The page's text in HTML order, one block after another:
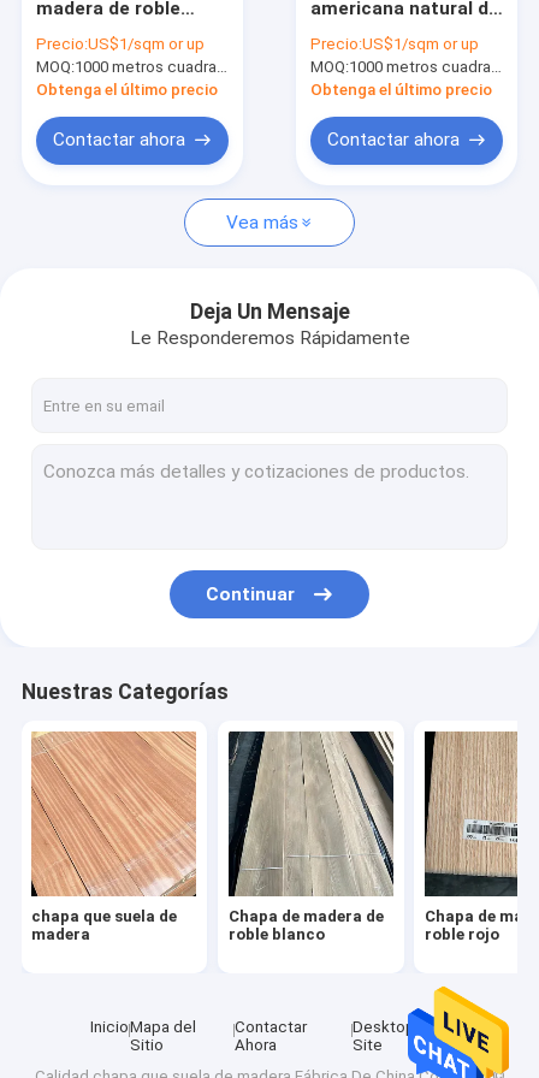
chapa de la versión preliminar
Chapa reconstituida de madera
Bandas de borde de madera de la chapa
madera de roble
humedad del 8%
chapea la madera
dura dirigida
Precio:US$1/sqm or up
MOQ:1000 metros cuadrados
Obtenga el último precio
Contactar ahora
americana natural de
roble blanco
aplicarse a la madera
contrachapada
Precio:US$1/sqm or up
MOQ:1000 metros cuadrados
Obtenga el último precio
Contactar ahora
Vea más
Deja Un Mensaje
Le Responderemos Rápidamente
Continuar
Nuestras Categorías
chapa que suela de
madera
Chapa de madera de
roble blanco
Chapa de
roble rojo
InicioMapa del
Sitio
Contactar
Ahora
Desktop
Site